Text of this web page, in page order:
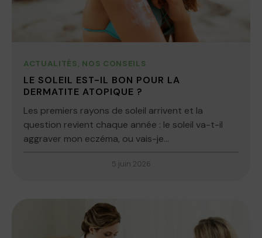
ACTUALITÉS, NOS CONSEILS
LE SOLEIL EST-IL BON POUR LA
DERMATITE ATOPIQUE ?
Les premiers rayons de soleil arrivent et la
question revient chaque année : le soleil va-t-il
aggraver mon eczéma, ou vais-je...
5 juin 2026